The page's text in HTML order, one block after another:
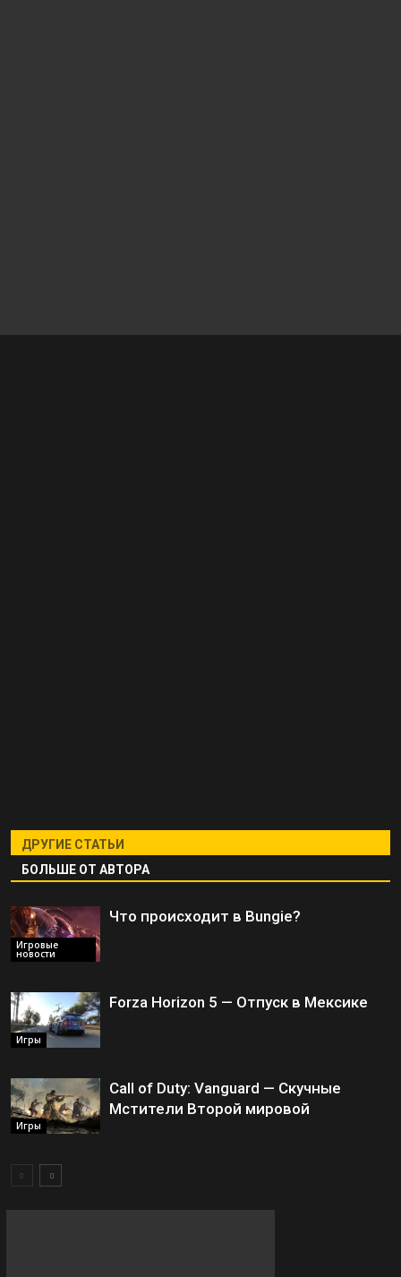
ДРУГИЕ СТАТЬИ
БОЛЬШЕ ОТ АВТОРА
Игровые
новости
Что происходит в Bungie?
Игры
Forza Horizon 5 — Отпуск в Мексике
Игры
Call of Duty: Vanguard — Скучные
Мстители Второй мировой